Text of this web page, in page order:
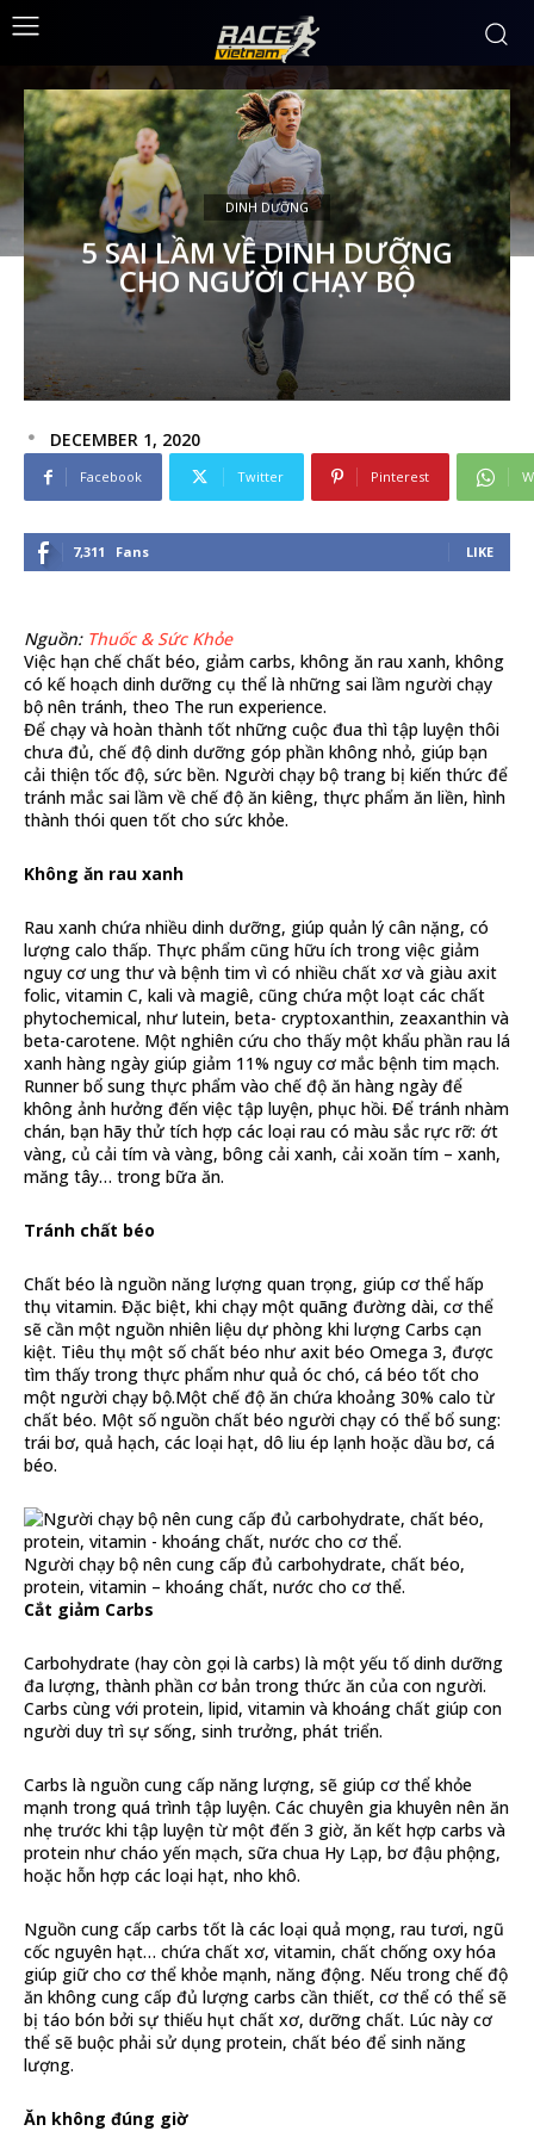
DINH DƯỠNG
5 SAI LẦM VỀ DINH DƯỠNG
CHO NGƯỜI CHẠY BỘ
DECEMBER 1, 2020
Facebook Twitter Pinterest
7,311 Fans LIKE
Nguồn: Thuốc & Sức Khỏe
Việc hạn chế chất béo, giảm carbs, không ăn rau xanh, không
có kế hoạch dinh dưỡng cụ thể là những sai lầm người chạy
bộ nên tránh, theo The run experience.
Để chạy và hoàn thành tốt những cuộc đua thì tập luyện thôi
chưa đủ, chế độ dinh dưỡng góp phần không nhỏ, giúp bạn
cải thiện tốc độ, sức bền. Người chạy bộ trang bị kiến thức để
tránh mắc sai lầm về chế độ ăn kiêng, thực phẩm ăn liền, hình
thành thói quen tốt cho sức khỏe.
Không ăn rau xanh
Rau xanh chứa nhiều dinh dưỡng, giúp quản lý cân nặng, có
lượng calo thấp. Thực phẩm cũng hữu ích trong việc giảm
nguy cơ ung thư và bệnh tim vì có nhiều chất xơ và giàu axit
folic, vitamin C, kali và magiê, cũng chứa một loạt các chất
phytochemical, như lutein, beta- cryptoxanthin, zeaxanthin và
beta-carotene. Một nghiên cứu cho thấy một khẩu phần rau lá
xanh hàng ngày giúp giảm 11% nguy cơ mắc bệnh tim mạch.
Runner bổ sung thực phẩm vào chế độ ăn hàng ngày để
không ảnh hưởng đến việc tập luyện, phục hồi. Để tránh nhàm
chán, bạn hãy thử tích hợp các loại rau có màu sắc rực rỡ: ớt
vàng, củ cải tím và vàng, bông cải xanh, cải xoăn tím – xanh,
măng tây… trong bữa ăn.
Tránh chất béo
Chất béo là nguồn năng lượng quan trọng, giúp cơ thể hấp
thụ vitamin. Đặc biệt, khi chạy một quãng đường dài, cơ thể
sẽ cần một nguồn nhiên liệu dự phòng khi lượng Carbs cạn
kiệt. Tiêu thụ một số chất béo như axit béo Omega 3, được
tìm thấy trong thực phẩm như quả óc chó, cá béo tốt cho
một người chạy bộ.Một chế độ ăn chứa khoảng 30% calo từ
chất béo. Một số nguồn chất béo người chạy có thể bổ sung:
trái bơ, quả hạch, các loại hạt, dô liu ép lạnh hoặc dầu bơ, cá
béo.
Người chạy bộ nên cung cấp đủ carbohydrate, chất béo,
protein, vitamin – khoáng chất, nước cho cơ thể.
Cắt giảm Carbs
Carbohydrate (hay còn gọi là carbs) là một yếu tố dinh dưỡng
đa lượng, thành phần cơ bản trong thức ăn của con người.
Carbs cùng với protein, lipid, vitamin và khoáng chất giúp con
người duy trì sự sống, sinh trưởng, phát triển.
Carbs là nguồn cung cấp năng lượng, sẽ giúp cơ thể khỏe
mạnh trong quá trình tập luyện. Các chuyên gia khuyên nên ăn
nhẹ trước khi tập luyện từ một đến 3 giờ, ăn kết hợp carbs và
protein như cháo yến mạch, sữa chua Hy Lạp, bơ đậu phộng,
hoặc hỗn hợp các loại hạt, nho khô.
Nguồn cung cấp carbs tốt là các loại quả mọng, rau tươi, ngũ
cốc nguyên hạt… chứa chất xơ, vitamin, chất chống oxy hóa
giúp giữ cho cơ thể khỏe mạnh, năng động. Nếu trong chế độ
ăn không cung cấp đủ lượng carbs cần thiết, cơ thể có thể sẽ
bị táo bón bởi sự thiếu hụt chất xơ, dưỡng chất. Lúc này cơ
thể sẽ buộc phải sử dụng protein, chất béo để sinh năng
lượng.
Ăn không đúng giờ